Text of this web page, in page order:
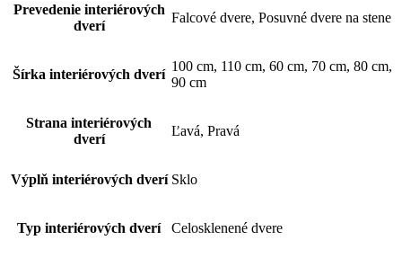
Prevedenie interiérových
dverí
Falcové dvere, Posuvné dvere na stene
Šírka interiérových dverí
100 cm, 110 cm, 60 cm, 70 cm, 80 cm,
90 cm
Strana interiérových
dverí
Ľavá, Pravá
Výplň interiérových dverí Sklo
Typ interiérových dverí Celosklenené dvere